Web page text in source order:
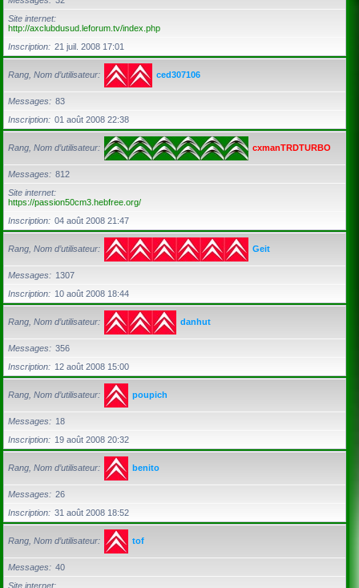
Site internet
http://axclubdusud.leforum.tv/index.php
Inscription
21 juil. 2008 17:01
Rang, Nom d’utilisateur ced307106
Messages
83
Inscription
01 août 2008 22:38
Rang, Nom d’utilisateur cxmanTRDTURBO
Messages
812
Site internet
https://passion50cm3.hebfree.org/
Inscription
04 août 2008 21:47
Rang, Nom d’utilisateur Geit
Messages
1307
Inscription
10 août 2008 18:44
Rang, Nom d’utilisateur danhut
Messages
356
Inscription
12 août 2008 15:00
Rang, Nom d’utilisateur poupich
Messages
18
Inscription
19 août 2008 20:32
Rang, Nom d’utilisateur benito
Messages
26
Inscription
31 août 2008 18:52
Rang, Nom d’utilisateur tof
Messages
40
Site internet